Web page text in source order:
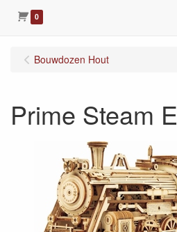
0
Bouwdozen Hout
Prime Steam